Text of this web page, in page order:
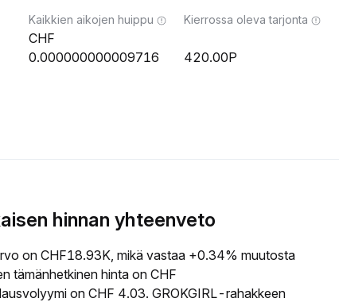
Kaikkien aikojen huippu
0.000000000009716
Kierrossa oleva tarjonta
420.00P
hinnan yhteenveto
on CHF18.93K, mikä vastaa +0.34% muutosta
tämänhetkinen hinta on CHF
on CHF 4.03. GROKGIRL-rahakkeen